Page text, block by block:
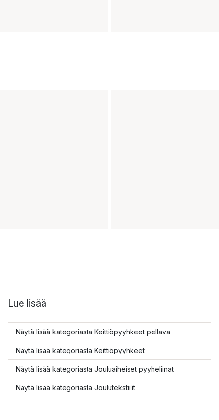
Lue lisää
Näytä lisää kategoriasta Keittiöpyyhkeet pellava
Näytä lisää kategoriasta Keittiöpyyhkeet
Näytä lisää kategoriasta Jouluaiheiset pyyheliinat
Näytä lisää kategoriasta Joulutekstiilit